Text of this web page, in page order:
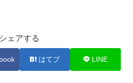
シェアする
はてブ LINE